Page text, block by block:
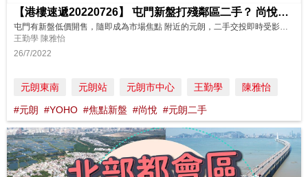
【港樓速遞20220726】 屯門新盤打殘鄰區二手？ 尚悅2房一日劈50萬
屯門有新盤低價開售，隨即成為市場焦點 附近的元朗，二手交投即時受影響 今集就請來當區代表，講講區內真實市況！ 嘉賓: KEN中原地產副區域營業經理 00:20 屯門新盤低價開售，打擊元朗二手交投 01:00 業主面對現實，「求賣」態度軟化 01:08 議價空間由月初2-3%，擴大至現時？% 01:38 減價盤增，有業主單日劈價9% 03:25新盤首次輪開售後，向隅客將回歸元...
王勤學 陳雅怡
26/7/2022
元朗東南 元朗站 元朗市中心 王勤學 陳雅怡
#元朗 #YOHO #焦點新盤 #尚悅 #元朗二手